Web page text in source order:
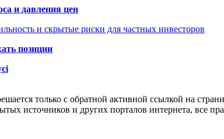
и давления цен
и скрытые риски для частных инвесторов
позиции
только с обратной активной ссылкой на
источников и других порталов интернета, все